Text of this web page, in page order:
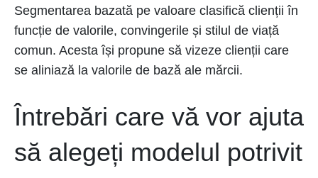
Segmentarea bazată pe valoare clasifică clienții în
funcție de valorile, convingerile și stilul de viață
comun. Acesta își propune să vizeze clienții care
se aliniază la valorile de bază ale mărcii.
Întrebări care vă vor ajuta
să alegeți modelul potrivit